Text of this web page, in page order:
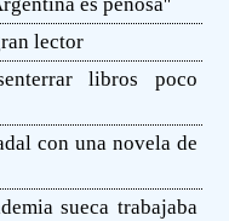
lector
libros poco
con una novela de
sueca trabajaba